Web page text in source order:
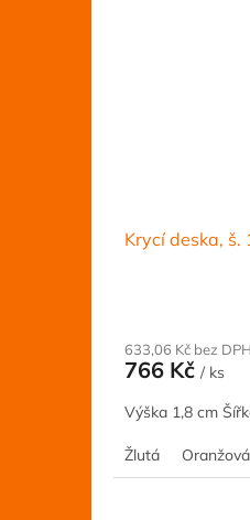
Krycí deska, š.
633,06 Kč bez DPH
766 Kč / ks
Výška 1,8 cm
Žlutá Oranžová